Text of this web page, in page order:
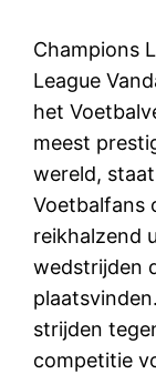
Champions
League
het
meest
wereld,
Voetbalfans
reikhalzend
wedstrijden
strijden
competitie